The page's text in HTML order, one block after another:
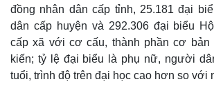
đồng nhân dân cấp tỉnh, 25.181 đại
dân cấp huyện và 292.306 đại biểu
cấp xã với cơ cấu, thành phần cơ
kiến; tỷ lệ đại biểu là phụ nữ, người
tuổi, trình độ trên đại học cao hơn so với